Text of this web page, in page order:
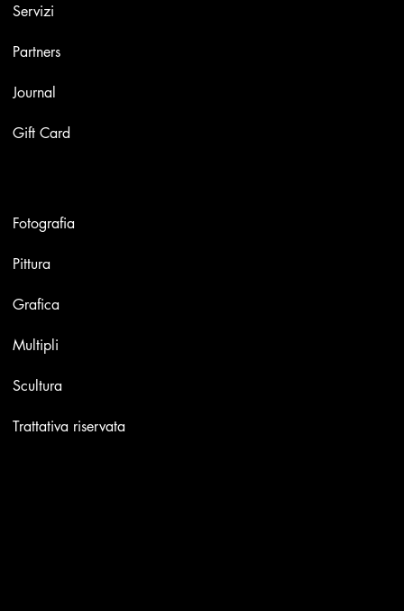
Servizi
Partners
Journal
Gift Card
Fotografia
Pittura
Grafica
Multipli
Scultura
Trattativa riservata